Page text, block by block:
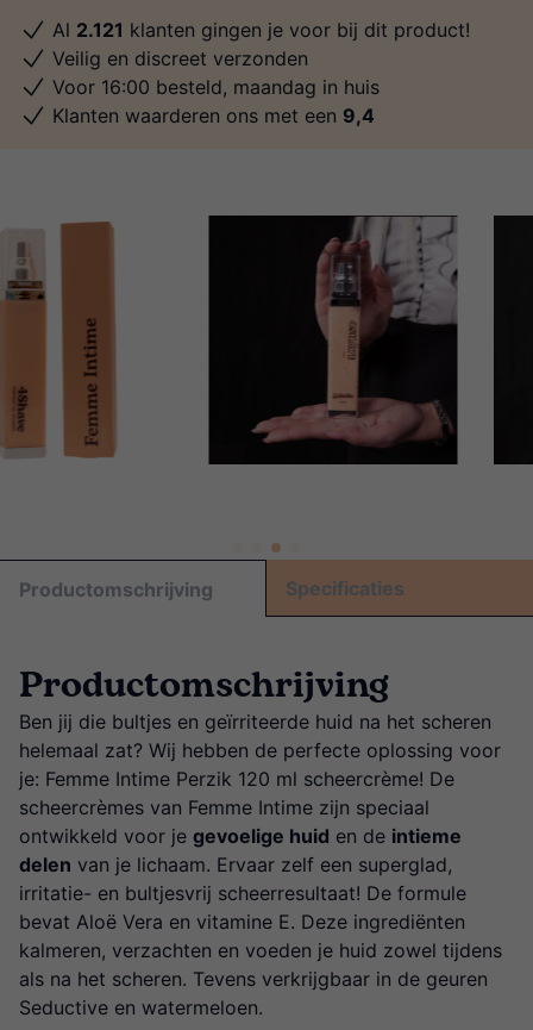
Al 2.121 klanten gingen je voor bij dit product!
Veilig en discreet verzonden
Voor 16:00 besteld, maandag in huis
Klanten waarderen ons met een 9,4
Productomschrijving Specificaties
Productomschrijving
Ben jij die bultjes en geïrriteerde huid na het scheren
helemaal zat? Wij hebben de perfecte oplossing voor
je: Femme Intime Perzik 120 ml scheercrème! De
scheercrèmes van Femme Intime zijn speciaal
ontwikkeld voor je gevoelige huid en de intieme
delen van je lichaam. Ervaar zelf een superglad,
irritatie- en bultjesvrij scheerresultaat! De formule
bevat Aloë Vera en vitamine E. Deze ingrediënten
kalmeren, verzachten en voeden je huid zowel tijdens
als na het scheren. Tevens verkrijgbaar in de geuren
Seductive en watermeloen.